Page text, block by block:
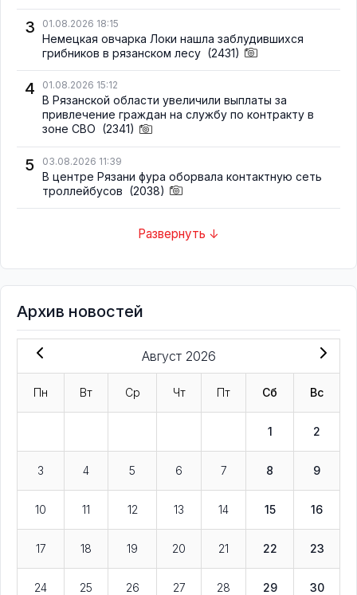
3 01.08.2026 18:15
Немецкая овчарка Локи нашла заблудившихся
грибников в рязанском лесу (2431)
4 01.08.2026 15:12
В Рязанской области увеличили выплаты за
привлечение граждан на службу по контракту в
зоне СВО (2341)
5 03.08.2026 11:39
В центре Рязани фура оборвала контактную сеть
троллейбусов (2038)
Развернуть ↓
Архив новостей
Август 2026
Пн Вт Ср Чт Пт Сб Вс
1 2
3 4 5 6 7 8 9
10 11 12 13 14 15 16
17 18 19 20 21 22 23
24 25 26 27 28 29 30